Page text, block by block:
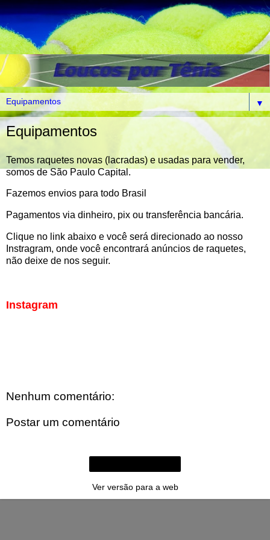
▼
Equipamentos
Temos raquetes novas (lacradas) e usadas para vender,
somos de São Paulo Capital.
Fazemos envios para todo Brasil
Pagamentos via dinheiro, pix ou transferência bancária.
Clique no link abaixo e você será direcionado ao nosso
Instragram, onde você encontrará anúncios de raquetes,
não deixe de nos seguir.
Instagram
Nenhum comentário:
Postar um comentário
Ver versão para a web